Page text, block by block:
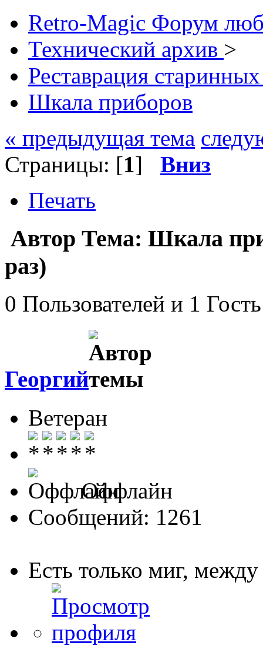
Retro-Magic Форум
Технический архив >
Реставрация
Шкала приборов
« предыдущая тема
Страницы: [1] Вниз
Печать
Автор Тема: Шкала
раз)
0 Пользователей и 1
Георгий
Ветеран
Оффлайн
Сообщений: 1261
Есть только миг,